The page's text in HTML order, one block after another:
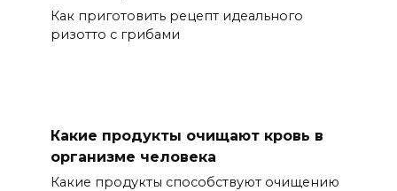
Как приготовить рецепт идеального
ризотто с грибами
Какие продукты очищают кровь в
организме человека
Какие продукты способствуют очищению